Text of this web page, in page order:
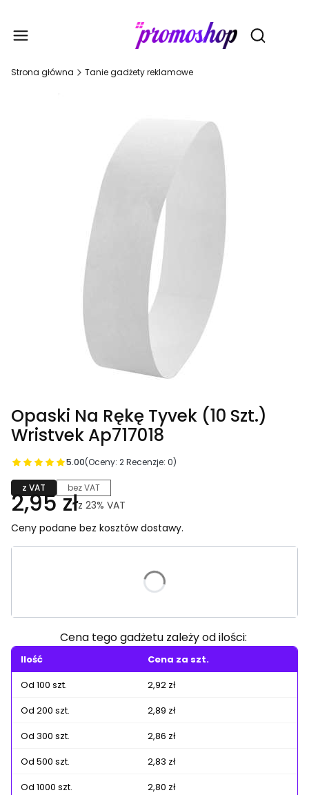
Otwórz
Strona główna Tanie gadżety reklamowe
Opaski Na Rękę Tyvek (10 Szt.)
Wristvek Ap717018
5.00(Oceny: 2 Recenzje: 0)
z VAT bez VAT
2,95 złz 23% VAT
Ceny podane bez kosztów dostawy.
Poszczególne warianty mogą różnić się ceną
Cena tego gadżetu zależy od ilości:
Ilość
Cena za szt.
Od 100 szt.
2,92 zł
Od 200 szt.
2,89 zł
Od 300 szt.
2,86 zł
Od 500 szt.
2,83 zł
Od 1000 szt.
2,80 zł